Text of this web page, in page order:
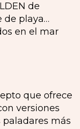
de
de playa…
en el mar
que ofrece
versiones
más